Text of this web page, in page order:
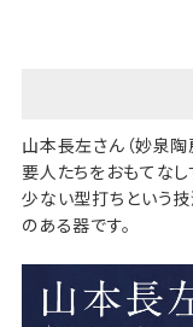
山本長左さん（妙泉
要人たちをおもてな
少ない型打ちという
のある器です。